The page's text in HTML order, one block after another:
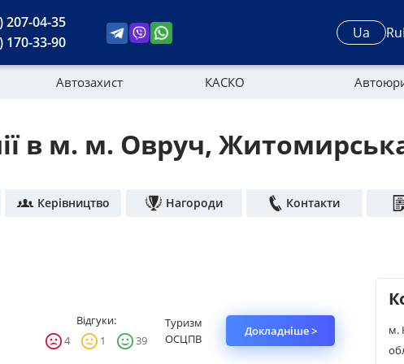
207-04-35
170-33-90
Ua Ru
Автозахист КАСКО
в м. м. Овруч,
Керівництво Нагороди Контакти
Відгуки:
4
1 39
Туризм
ОСЦПВ
Докладніше > м.